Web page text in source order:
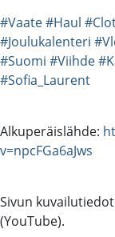
#Vaate#Haul
#Joulukalenteri
#Suomi #Viihde
#Sofia_Laurent
Alkuperäislähde:
v=npcFGa6aJws
Sivun
(YouTube).